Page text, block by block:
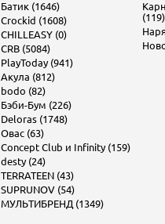
Батик (1646)
Crockid (1608)
CHILLEASY (0)
CRB (5084)
PlayToday (941)
Акула (812)
bodo (82)
Бэби-Бум (226)
Deloras (1748)
Овас (63)
Concept Club и Infinity (159)
desty (24)
TERRATEEN (43)
SUPRUNOV (54)
МУЛЬТИБРЕНД (1349)
(119)